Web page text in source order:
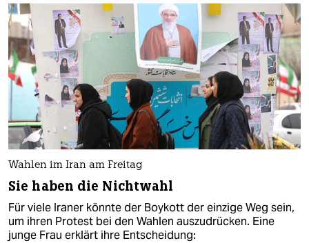
Wahlen im Iran am Freitag
Sie haben die Nichtwahl
Für viele Iraner könnte der Boykott der einzige Weg sein,
um ihren Protest bei den Wahlen auszudrücken. Eine
junge Frau erklärt ihre Entscheidung: